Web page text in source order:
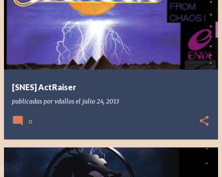
[SNES] ActRaiser
publicadas por vdallos el julio 24, 2013
0